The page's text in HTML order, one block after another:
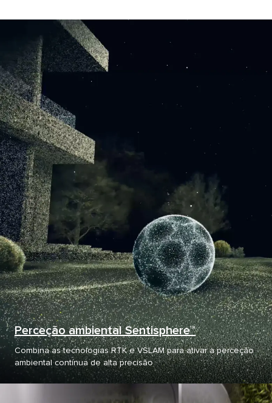
Perceção ambiental Sentisphere™
Combina as tecnologias RTK e VSLAM para ativar a perceção
ambiental contínua de alta precisão